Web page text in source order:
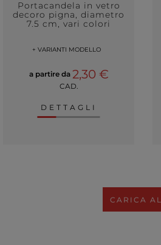
Portacandela in vetro
decoro pigna, diametro
7.5 cm, vari colori
+ VARIANTI MODELLO
a partire da 2,30 €
CAD.
DETTAGLI
CARICA